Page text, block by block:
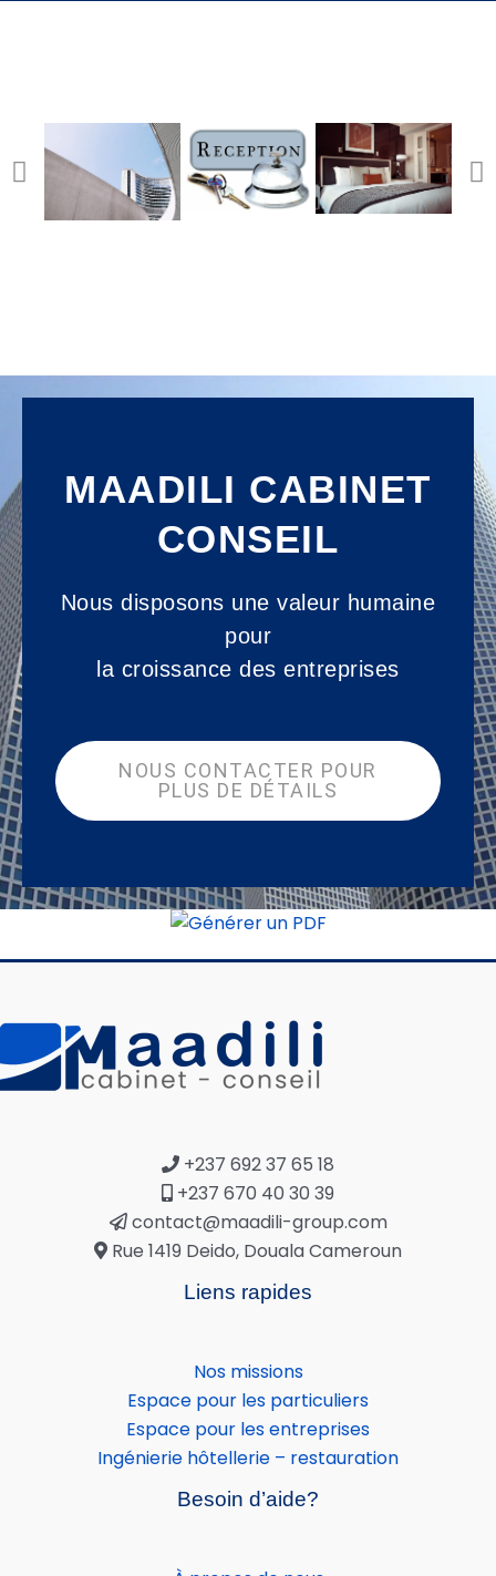
MAADILI CABINET
CONSEIL
Nous disposons une valeur humaine
pour
la croissance des entreprises
NOUS CONTACTER POUR
PLUS DE DÉTAILS
+237 692 37 65 18
+237 670 40 30 39
contact@maadili-group.com
Rue 1419 Deido, Douala Cameroun
Liens rapides
Nos missions
Espace pour les particuliers
Espace pour les entreprises
Ingénierie hôtellerie – restauration
Besoin d’aide?